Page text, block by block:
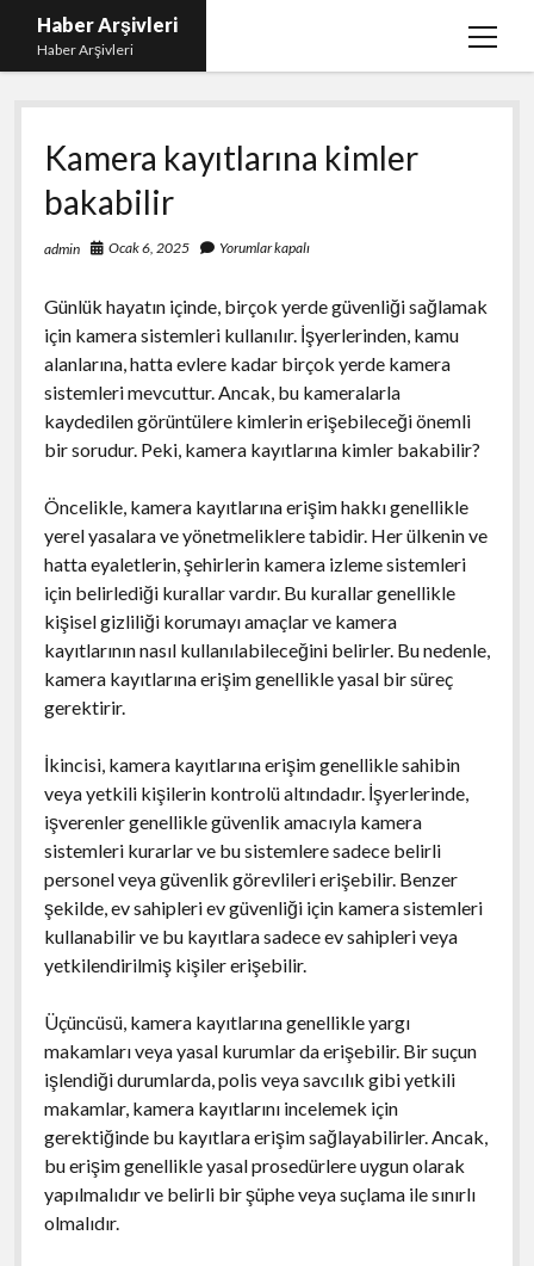
Haber Arşivleri
Haber Arşivleri
menüyü
Liste
Sayfa Listesi
Ücretsiz Tiktok Takipçi Çoğaltma
YouTube’da Nasıl Abone Kazanılır
Kamera kayıtlarına kimler
bakabilir
admin Ocak 6, 2025 Yorumlar kapalı
Günlük hayatın içinde, birçok yerde güvenliği sağlamak
için kamera sistemleri kullanılır. İşyerlerinden, kamu
alanlarına, hatta evlere kadar birçok yerde kamera
sistemleri mevcuttur. Ancak, bu kameralarla
kaydedilen görüntülere kimlerin erişebileceği önemli
bir sorudur. Peki, kamera kayıtlarına kimler bakabilir?
Öncelikle, kamera kayıtlarına erişim hakkı genellikle
yerel yasalara ve yönetmeliklere tabidir. Her ülkenin ve
hatta eyaletlerin, şehirlerin kamera izleme sistemleri
için belirlediği kurallar vardır. Bu kurallar genellikle
kişisel gizliliği korumayı amaçlar ve kamera
kayıtlarının nasıl kullanılabileceğini belirler. Bu nedenle,
kamera kayıtlarına erişim genellikle yasal bir süreç
gerektirir.
İkincisi, kamera kayıtlarına erişim genellikle sahibin
veya yetkili kişilerin kontrolü altındadır. İşyerlerinde,
işverenler genellikle güvenlik amacıyla kamera
sistemleri kurarlar ve bu sistemlere sadece belirli
personel veya güvenlik görevlileri erişebilir. Benzer
şekilde, ev sahipleri ev güvenliği için kamera sistemleri
kullanabilir ve bu kayıtlara sadece ev sahipleri veya
yetkilendirilmiş kişiler erişebilir.
Üçüncüsü, kamera kayıtlarına genellikle yargı
makamları veya yasal kurumlar da erişebilir. Bir suçun
işlendiği durumlarda, polis veya savcılık gibi yetkili
makamlar, kamera kayıtlarını incelemek için
gerektiğinde bu kayıtlara erişim sağlayabilirler. Ancak,
bu erişim genellikle yasal prosedürlere uygun olarak
yapılmalıdır ve belirli bir şüphe veya suçlama ile sınırlı
olmalıdır.